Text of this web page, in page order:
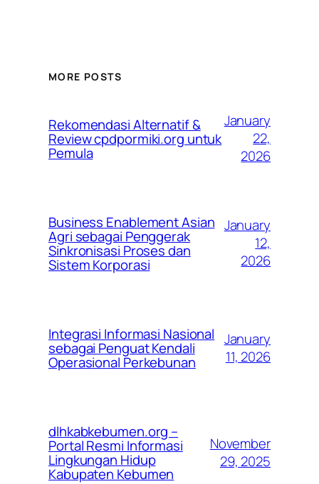
MORE POSTS
Rekomendasi Alternatif &
Review cpdpormiki.org untuk
Pemula
January
22,
2026
Business Enablement Asian
Agri sebagai Penggerak
Sinkronisasi Proses dan
Sistem Korporasi
January
12,
2026
Integrasi Informasi Nasional
sebagai Penguat Kendali
Operasional Perkebunan
January
11, 2026
dlhkabkebumen.org –
Portal Resmi Informasi
Lingkungan Hidup
Kabupaten Kebumen
November
29, 2025